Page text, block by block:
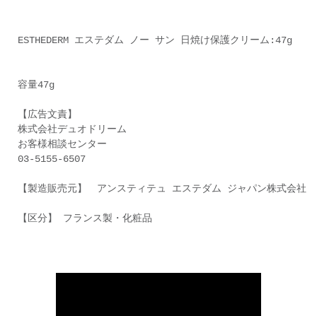
ESTHEDERM エステダム ノー サン 日焼け保護クリーム:47g
容量47g
【広告文責】
株式会社デュオドリーム
お客様相談センター
03-5155-6507
【製造販売元】 アンスティテュ エステダム ジャパン株式会社
【区分】 フランス製・化粧品